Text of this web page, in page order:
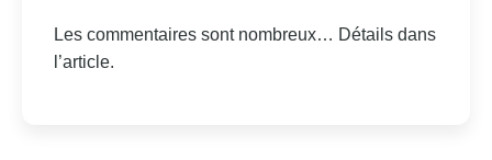
Les commentaires sont nombreux… Détails dans
l’article.